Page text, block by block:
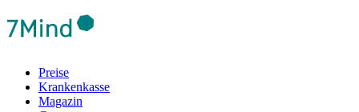
Preise
Krankenkasse
Magazin